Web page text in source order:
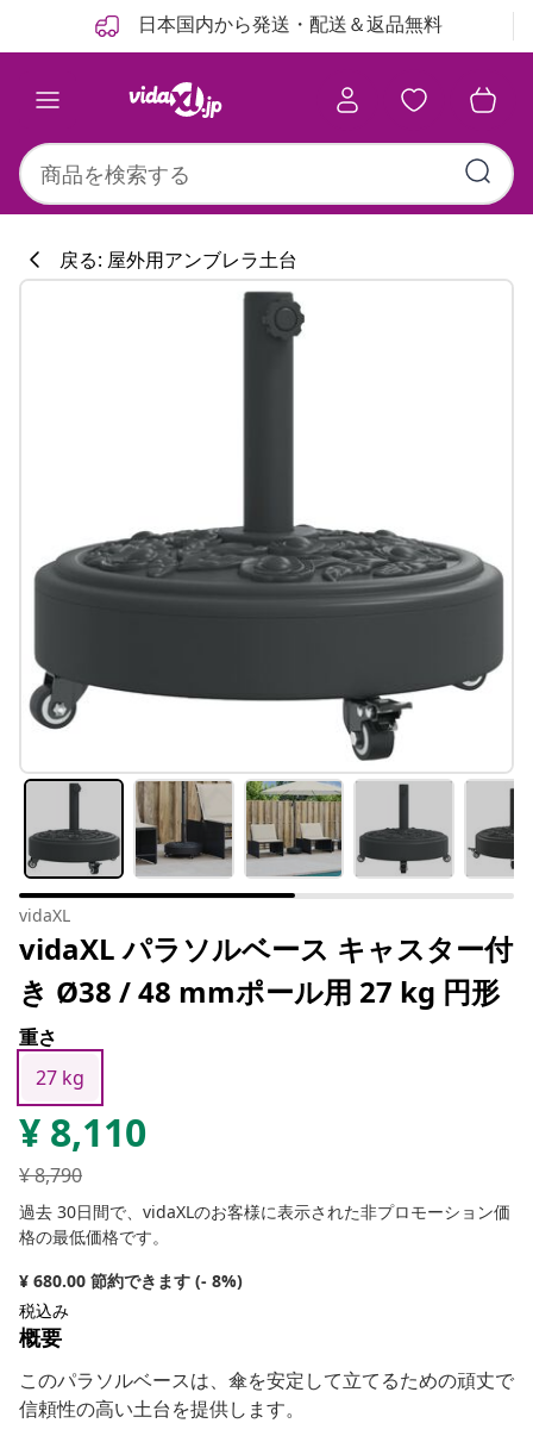
日本国内から発送・配送＆返品無料
戻る: 屋外用アンブレラ土台
vidaXL
vidaXL パラソルベース キャスター付
き Ø38 / 48 mmポール用 27 kg 円形
重さ
27 kg
¥ 8,110
¥8,790
過去 30日間で、vidaXLのお客様に表示された非プロモーション価
格の最低価格です。
¥ 680.00 節約できます (- 8%)
税込み
概要
このパラソルベースは、傘を安定して立てるための頑丈で
信頼性の高い土台を提供します。